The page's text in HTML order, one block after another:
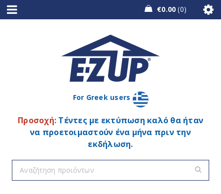
€0.00 0
For Greek users
Προσοχή: Τέντες με εκτύπωση καλό θα ήταν
να προετοιμαστούν ένα μήνα πριν την
εκδήλωση.